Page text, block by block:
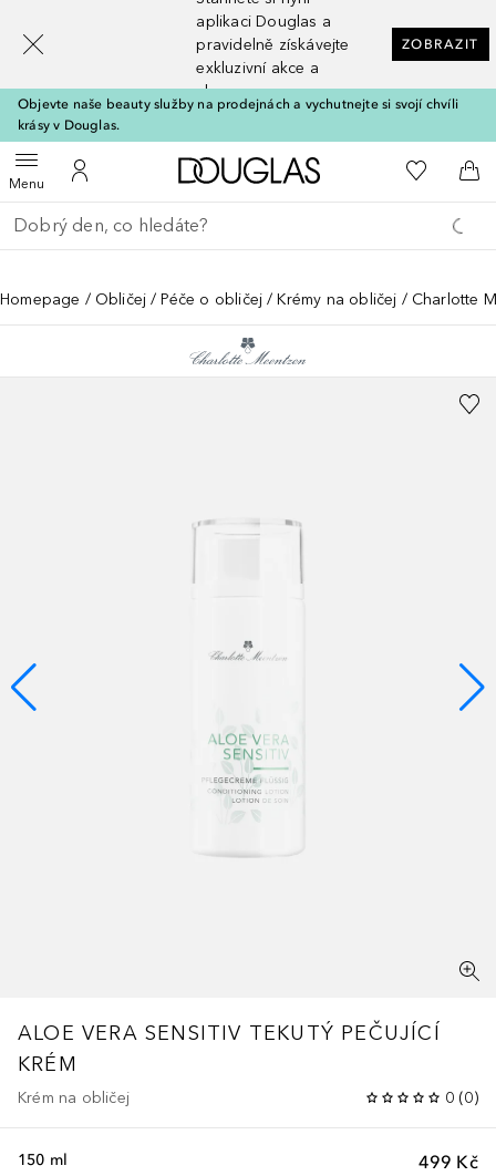
aplikaci Douglas a
pravidelně získávejte
exkluzivní akce a
slevy
ZOBRAZIT
Objevte naše beauty služby na prodejnách a vychutnejte si svojí chvíli
krásy v Douglas.
MenuOtevřít menuK mému účtu
Domů K mému
Do
Vraťte se
Proveďte vyhledávání
Homepage Obličej Péče o obličej Krémy na obličej Charlotte
ALOE VERA SENSITIV TEKUTÝ PEČUJÍCÍ
KRÉM
Krém na obličej 0 (0)
499 Kč
150 ml
[navigation.slideout.screenreader]